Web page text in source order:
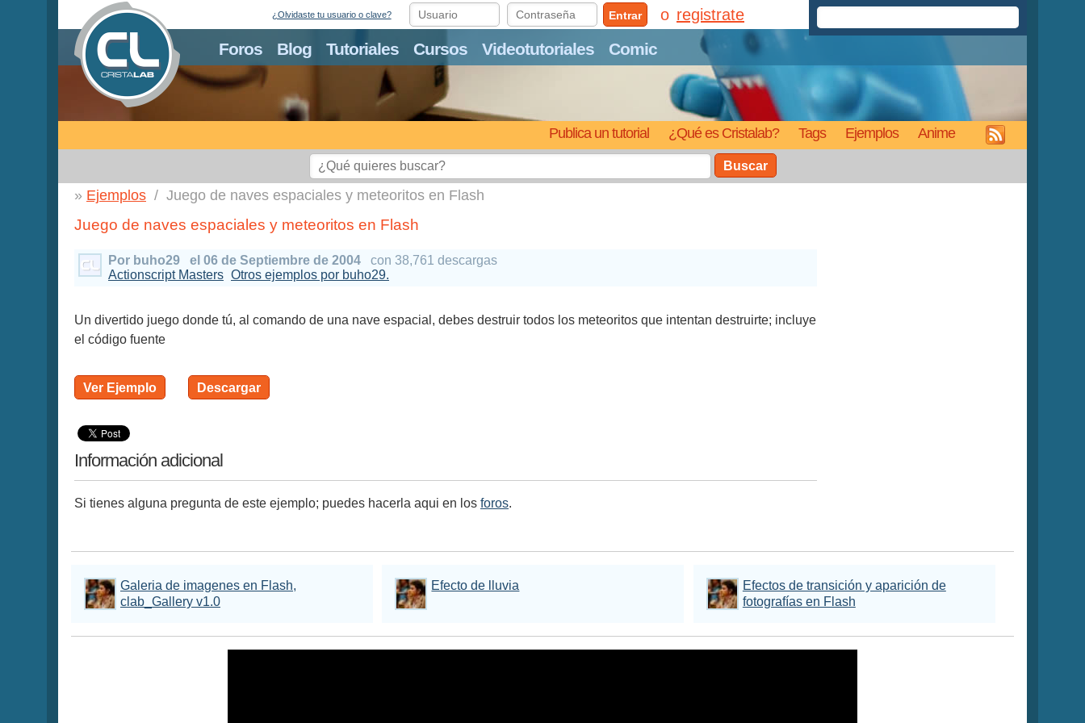
Foros Blog Tutoriales Cursos Videotutoriales Comic
Publica un tutorial ¿Qué es Cristalab? Tags Ejemplos Anime
¿Olvidaste tu usuario o clave? Entrar registrate
Buscar
Ejemplos Juego de naves espaciales y meteoritos en Flash
Juego de naves espaciales y meteoritos en Flash
Por buho29 el 06 de Septiembre de 2004
con 38,761 descargas
Actionscript Masters Otros ejemplos por buho29.
Un divertido juego donde tú, al comando de una nave espacial, debes destruir todos los meteoritos que intentan destruirte; incluye
el código fuente
Ver Ejemplo Descargar
Información adicional
Si tienes alguna pregunta de este ejemplo; puedes hacerla aqui en los foros.
Galeria de imagenes en Flash,
clab_Gallery v1.0
Efecto de lluvia
Efectos de transición y aparición de
fotografías en Flash